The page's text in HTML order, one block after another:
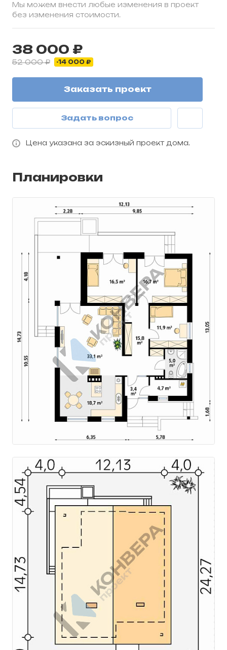
Мы можем внести любые изменения в проект
без изменения стоимости.
38 000 ₽
52 000 ₽ -14 000 ₽
Заказать проект
Задать вопрос
Цена указана за эскизный проект дома.
Планировки